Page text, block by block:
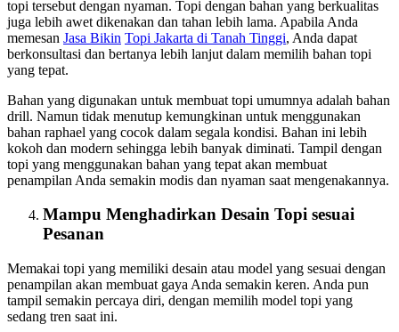
topi tersebut dengan nyaman. Topi dengan bahan yang berkualitas
juga lebih awet dikenakan dan tahan lebih lama. Apabila Anda
memesan Jasa Bikin Topi Jakarta di Tanah Tinggi, Anda dapat
berkonsultasi dan bertanya lebih lanjut dalam memilih bahan topi
yang tepat.
Bahan yang digunakan untuk membuat topi umumnya adalah bahan
drill. Namun tidak menutup kemungkinan untuk menggunakan
bahan raphael yang cocok dalam segala kondisi. Bahan ini lebih
kokoh dan modern sehingga lebih banyak diminati. Tampil dengan
topi yang menggunakan bahan yang tepat akan membuat
penampilan Anda semakin modis dan nyaman saat mengenakannya.
Mampu Menghadirkan Desain Topi sesuai
Pesanan
Memakai topi yang memiliki desain atau model yang sesuai dengan
penampilan akan membuat gaya Anda semakin keren. Anda pun
tampil semakin percaya diri, dengan memilih model topi yang
sedang tren saat ini.